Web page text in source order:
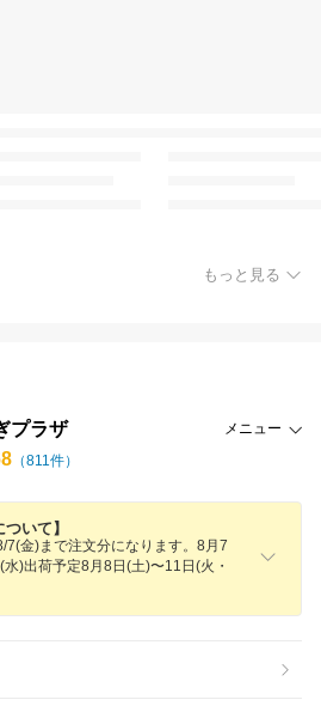
もっと見る
プラザ メニュー
（811件）
いて】
7(金)まで注文分になります。8月7
)出荷予定8月8日(土)〜11日(火・